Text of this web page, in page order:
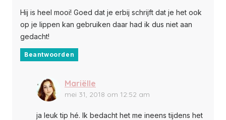
Hij is heel mooi! Goed dat je erbij schrijft dat je het ook
op je lippen kan gebruiken daar had ik dus niet aan
gedacht!
Beantwoorden
Mariëlle
mei 31, 2018 om 12:52 am
ja leuk tip hé. Ik bedacht het me ineens tijdens het